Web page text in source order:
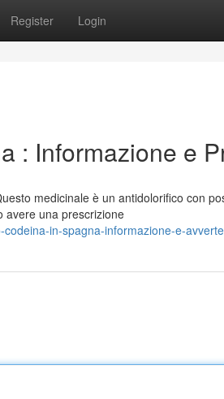
Register Login
: Informazione e
medicinale è un antidolorifico con
avere una prescrizione
in-spagna-informazione-e-